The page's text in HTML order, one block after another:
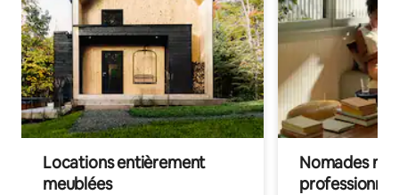
Locations entièrement
meublées
Nomades